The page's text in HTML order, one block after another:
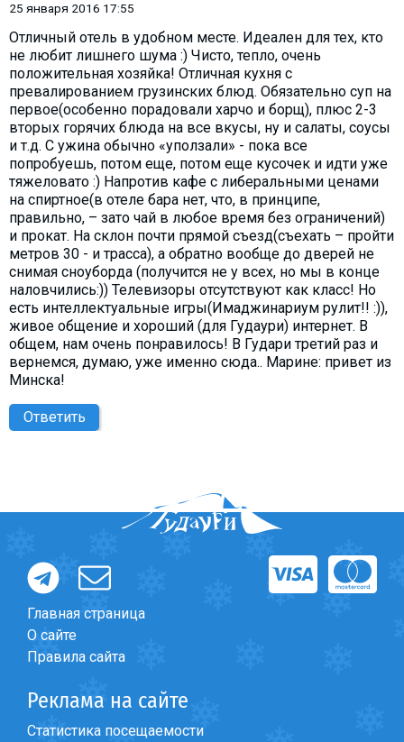
25 января 2016 17:55
Отличный отель в удобном месте. Идеален для тех, кто
не любит лишнего шума :) Чисто, тепло, очень
положительная хозяйка! Отличная кухня с
превалированием грузинских блюд. Обязательно суп на
первое(особенно порадовали харчо и борщ), плюс 2-3
вторых горячих блюда на все вкусы, ну и салаты, соусы
и т.д. С ужина обычно «уползали» - пока все
попробуешь, потом еще, потом еще кусочек и идти уже
тяжеловато :) Напротив кафе с либеральными ценами
на спиртное(в отеле бара нет, что, в принципе,
правильно, – зато чай в любое время без ограничений)
и прокат. На склон почти прямой съезд(съехать – пройти
метров 30 - и трасса), а обратно вообще до дверей не
снимая сноуборда (получится не у всех, но мы в конце
наловчились:)) Телевизоры отсутствуют как класс! Но
есть интеллектуальные игры(Имаджинариум рулит!! :)),
живое общение и хороший (для Гудаури) интернет. В
общем, нам очень понравилось! В Гудари третий раз и
вернемся, думаю, уже именно сюда.. Марине: привет из
Минска!
Ответить
Главная страница
О сайте
Правила сайта
Реклама на сайте
Статистика посещаемости